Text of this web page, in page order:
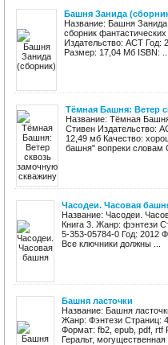
Башня Занида
Название: Башня
сборник
Издательство: АСТ Год:
Размер: 17,04 Мб ISBN:
Тёмная Башня: Ветер
Название: Тёмная
Стивен Издательство:
12,49 мб Качество:
башня" вопреки словам
Часодеи. Часовая
Название: Часодеи.
Книга 3. Жанр: фэнтези
5-353-05784-0 Год: 2012
Все ключники должны ...
Башня ласточки
Название: Башня
Жанр: Фэнтези Страниц:
Формат: fb2, epub, pdf,
Геральт, могущественная